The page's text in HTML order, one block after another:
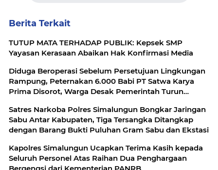
Berita Terkait
TUTUP MATA TERHADAP PUBLIK: Kepsek SMP
Yayasan Kerasaan Abaikan Hak Konfirmasi Media
Diduga Beroperasi Sebelum Persetujuan Lingkungan
Rampung, Peternakan 6.000 Babi PT Satwa Karya
Prima Disorot, Warga Desak Pemerintah Turun
Satres Narkoba Polres Simalungun Bongkar Jaringan
Sabu Antar Kabupaten, Tiga Tersangka Ditangkap
dengan Barang Bukti Puluhan Gram Sabu dan Ekstasi
Kapolres Simalungun Ucapkan Terima Kasih kepada
Seluruh Personel Atas Raihan Dua Penghargaan